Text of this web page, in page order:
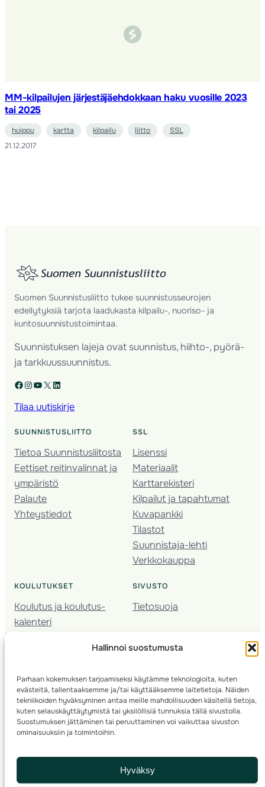
Hallinnoi suostumusta
Parhaan kokemuksen tarjoamiseksi käytämme teknologioita, kuten
evästeitä, tallentaaksemme ja/tai käyttääksemme laitetietoja. Näiden
tekniikoiden hyväksyminen antaa meille mahdollisuuden käsitellä tietoja,
kuten selauskäyttäytymistä tai yksilöllisiä tunnuksia tällä sivustolla.
Suostumuksen jättäminen tai peruuttaminen voi vaikuttaa sivuston
ominaisuuksiin ja toimintoihin.
Hyväksy
MM-kilpailujen järjestäjäehdokkaan haku vuosille 2023
tai 2025
huippu kartta kilpailu liitto
SSL
21.12.2017
Suomen Suunnistusliitto tukee suunnistusseurojen
edellytyksiä tarjota laadukasta kilpailu-, nuoriso- ja
kuntosuunnistustoimintaa.
Suunnistuksen lajeja ovat suunnistus, hiihto-, pyörä-
ja tarkkuussuunnistus.
Facebook Instagram YouTube X LinkedIn
Tilaa uutiskirje
SUUNNISTUSLIITTO
Tietoa Suunnistusliitosta
Eettiset reitinvalinnat ja
ympäristö
Palaute
Yhteystiedot
SSL
Lisenssi
Materiaalit
Karttarekisteri
Kilpailut ja tapahtumat
Kuvapankki
Tilastot
Suunnistaja-lehti
Verkkokauppa
KOULUTUKSET
Koulutus ja koulutus­
kalenteri
Seura­kehittäminen
Kartoitus
Ratamestari
SIVUSTO
Tietosuoja
© 2025 ·Suomen Suunnistusliitto· Valimotie 10, 00380 Helsinki, Finland
info(a)suunnistusliitto.fi,Rastilipun asiat: rastilippu(a)suunnistusliitto.fi
Kilpailut ja kuntorastit – Rastilippu:::Rastilipun ohjeet